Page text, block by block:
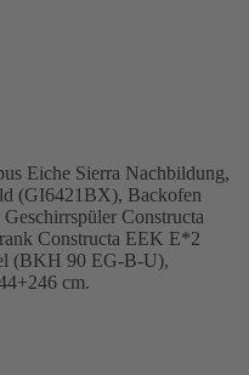
Eiche Sierra Nachbildung,
(GI6421BX), Backofen
Constructa
Constructa EEK E*2
(BKH 90 EG-B-U),
cm.